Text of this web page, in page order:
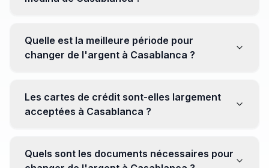
établissements réputés pour éviter les surprises.
Quelle est la meilleure période pour
changer de l'argent à Casablanca ?
soyez attentif aux fluctuations pour maximiser la valeur
de vos devises.
Les cartes de crédit sont-elles largement
acceptées à Casablanca ?
Cependant, avoir un peu de monnaie locale peut être
Quels sont les documents nécessaires pour